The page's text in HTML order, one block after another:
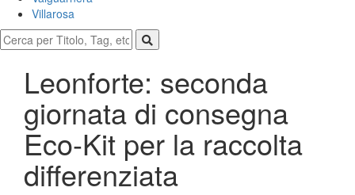
Villarosa
Leonforte: seconda
giornata di consegna
Eco-Kit per la raccolta
differenziata